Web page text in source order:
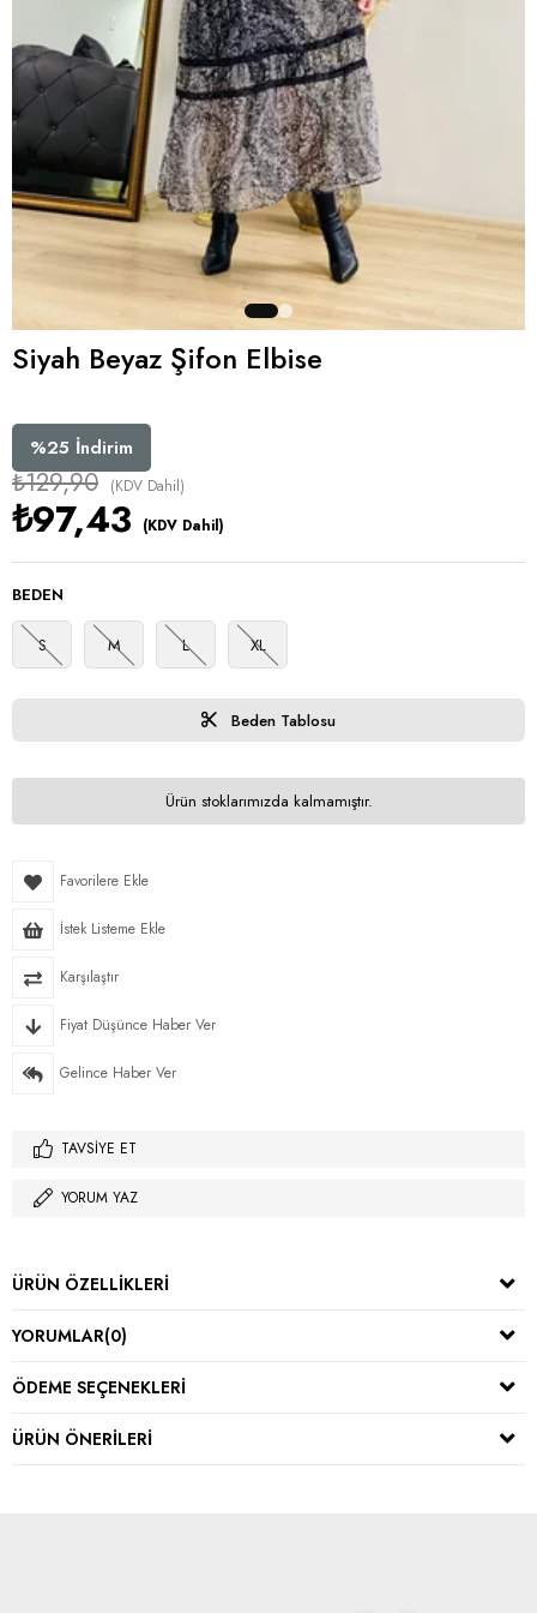
Siyah Beyaz Şifon Elbise
%25 İndirim
₺129,90 (KDV Dahil)
₺97,43 (KDV Dahil)
BEDEN
S M L XL
Beden Tablosu
Ürün stoklarımızda kalmamıştır.
Favorilere Ekle
İstek Listeme Ekle
Karşılaştır
Fiyat Düşünce Haber Ver
Gelince Haber Ver
TAVSIYE ET
YORUM YAZ
ÜRÜN ÖZELLIKLERI
YORUMLAR(0)
ÖDEME SEÇENEKLERI
ÜRÜN ÖNERILERI